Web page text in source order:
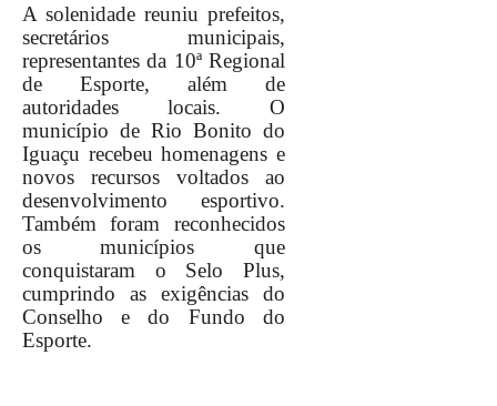
A solenidade reuniu prefeitos,
secretários municipais,
representantes da 10ª Regional
de Esporte, além de
autoridades locais. O
município de Rio Bonito do
Iguaçu recebeu homenagens e
novos recursos voltados ao
desenvolvimento esportivo.
Também foram reconhecidos
os municípios que
conquistaram o Selo Plus,
cumprindo as exigências do
Conselho e do Fundo do
Esporte.